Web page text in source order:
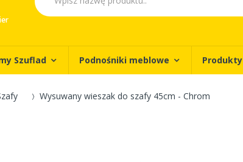
Szuflad Podnośniki meblowe Produkty
Wysuwany wieszak do szafy 45cm - Chrom